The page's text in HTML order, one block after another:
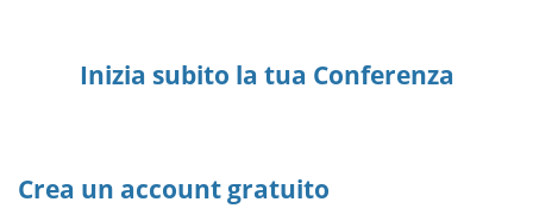
Inizia subito la tua Conferenza
Crea un account gratuito